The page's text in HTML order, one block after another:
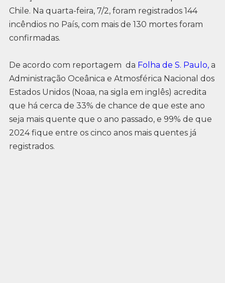
Chile. Na quarta-feira, 7/2, foram registrados 144
incêndios no País, com mais de 130 mortes foram
confirmadas.
De acordo com reportagem da Folha de S. Paulo, a
Administração Oceânica e Atmosférica Nacional dos
Estados Unidos (Noaa, na sigla em inglês) acredita
que há cerca de 33% de chance de que este ano
seja mais quente que o ano passado, e 99% de que
2024 fique entre os cinco anos mais quentes já
registrados.